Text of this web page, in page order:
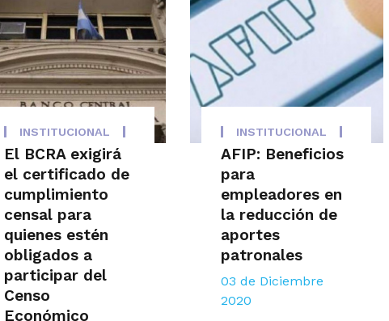
INSTITUCIONAL
El BCRA exigirá
el certificado de
cumplimiento
censal para
quienes estén
obligados a
participar del
Censo
Económico
INSTITUCIONAL
AFIP: Beneficios
para
empleadores en
la reducción de
aportes
patronales
03 de Diciembre
2020